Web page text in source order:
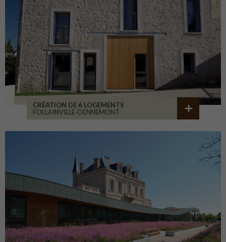
CRÉATION DE 6 LOGEMENTS
FOLLAINVILLE-DENNEMONT